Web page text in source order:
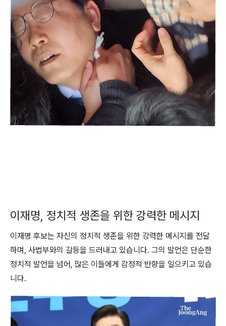
이재명, 정치적 생존을 위한 강력한 메시지
이재명 후보는 자신의 정치적 생존을 위한 강력한 메시지를 전달
하며, 사법부와의 갈등을 드러내고 있습니다. 그의 발언은 단순한
정치적 발언을 넘어, 많은 이들에게 감정적 반향을 일으키고 있습
니다.